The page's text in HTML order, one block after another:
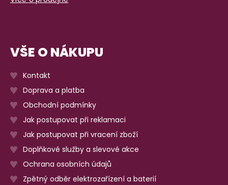
VŠE O NÁKUPU
Kontakt
Doprava a platba
Obchodní podmínky
Jak postupovat při reklamaci
Jak postupovat při vracení zboží
Doplňkové služby a slevové akce
Ochrana osobních údajů
Zpětný odběr elektrozařízení a baterií